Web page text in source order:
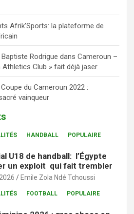
Afrik’Sports: la plateforme de
Rodrigue dans Cameroun –
Athletics Club » fait déjà jaser
du Cameroun 2022 :
vainqueur
HANDBALL
POPULAIRE
U18 de handball: l’Égypte
un exploit qui fait trembler
Emile Zola Ndé Tchoussi
FOOTBALL
POPULAIRE